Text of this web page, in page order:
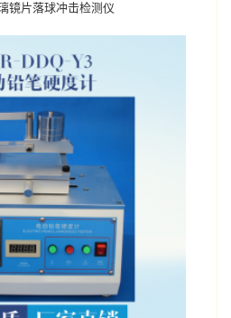
镜片落球冲击检测仪